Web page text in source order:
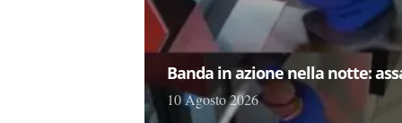
Banda in azione nella notte:
10 Agosto 2026